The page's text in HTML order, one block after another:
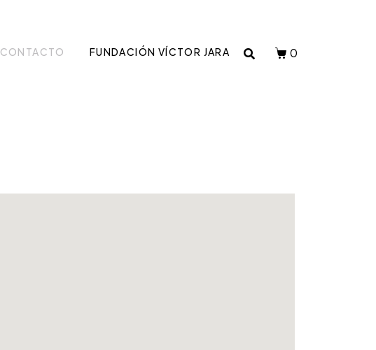
CONTACTO FUNDACIÓN VÍCTOR JARA 0